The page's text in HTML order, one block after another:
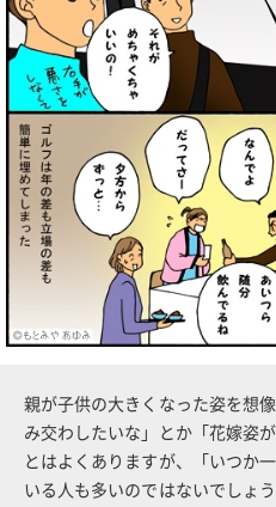
親が子供の大きくなった姿を想
み交わしたいな」とか「花嫁姿
とはよくありますが、「いつか
いる人も多いのではないでしょ